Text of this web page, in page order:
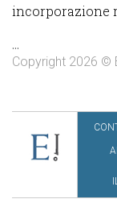
incorporazione
...
Copyright 2026 ©